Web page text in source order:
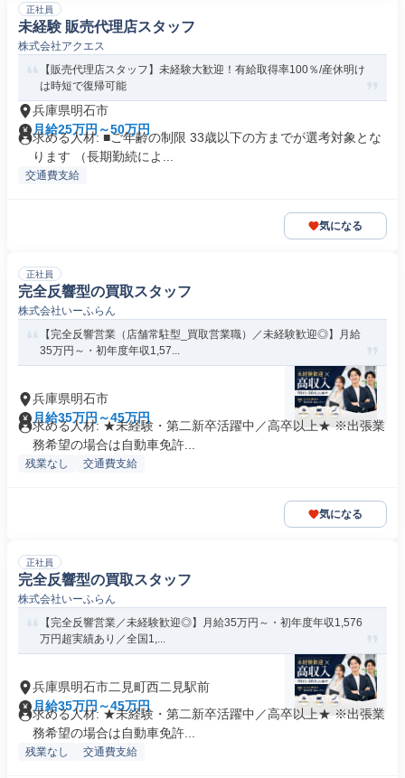
正社員
未経験 販売代理店スタッフ
株式会社アクエス
【販売代理店スタッフ】未経験大歓迎！有給取得率100％/産休明け
は時短で復帰可能
兵庫県明石市
月給25万円～50万円
求める人材: ■ご年齢の制限 33歳以下の方までが選考対象とな
ります （長期勤続によ...
交通費支給
気になる
正社員
完全反響型の買取スタッフ
株式会社いーふらん
【完全反響営業（店舗常駐型_買取営業職）／未経験歓迎◎】月給
35万円～・初年度年収1,57...
兵庫県明石市
月給35万円～45万円
求める人材: ★未経験・第二新卒活躍中／高卒以上★ ※出張業
務希望の場合は自動車免許...
残業なし 交通費支給
気になる
正社員
完全反響型の買取スタッフ
株式会社いーふらん
【完全反響営業／未経験歓迎◎】月給35万円～・初年度年収1,576
万円超実績あり／全国1,...
兵庫県明石市二見町西二見駅前
月給35万円～45万円
求める人材: ★未経験・第二新卒活躍中／高卒以上★ ※出張業
務希望の場合は自動車免許...
残業なし 交通費支給